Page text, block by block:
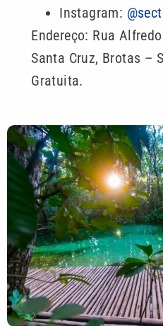
Instagram:
Endereço: Rua
Santa Cruz, Brotas –
Gratuita.